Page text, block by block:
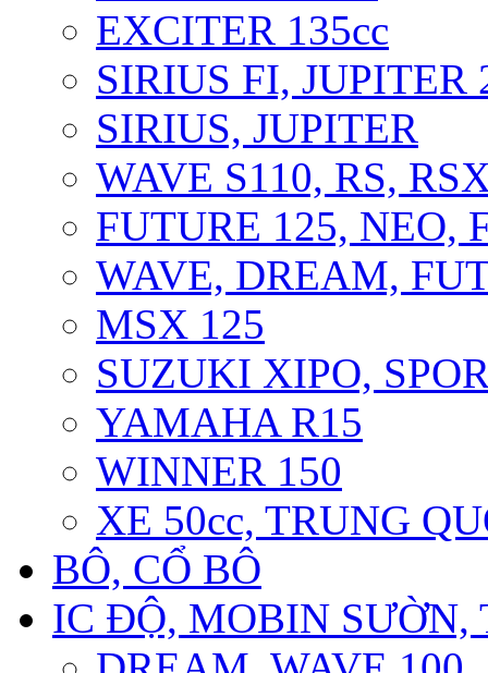
EXCITER 135cc
SIRIUS FI, JUPITER
SIRIUS, JUPITER
WAVE S110, RS,
FUTURE 125, NEO,
WAVE, DREAM,
MSX 125
SUZUKI XIPO,
YAMAHA R15
WINNER 150
XE 50cc, TRUNG
BÔ, CỔ BÔ
IC ĐỘ, MOBIN SƯỜN,